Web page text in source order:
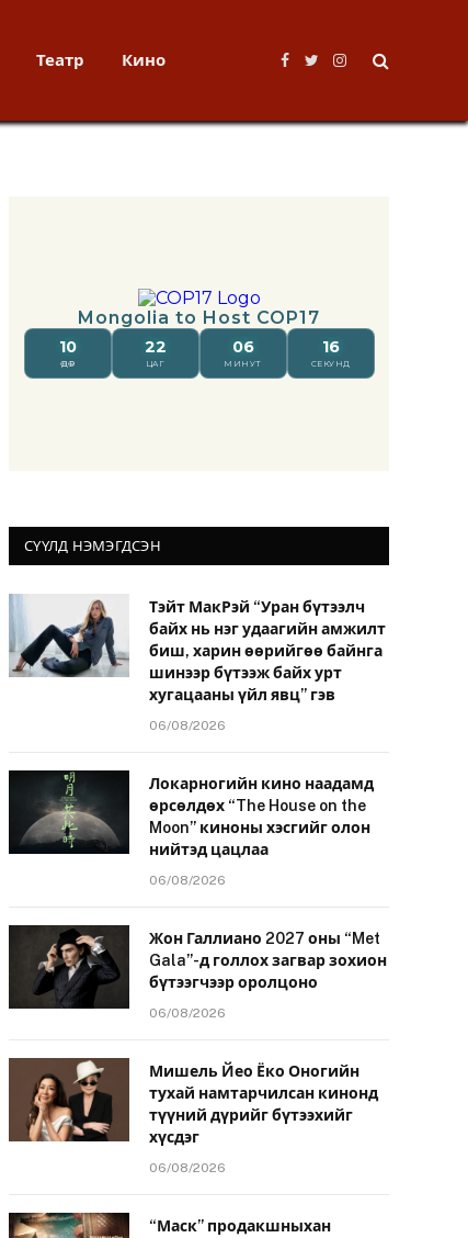
Театр Кино
Facebook
TwitterInstagram
СҮҮЛД НЭМЭГДСЭН
Тэйт МакРэй “Уран бүтээлч
байх нь нэг удаагийн амжилт
биш, харин өөрийгөө байнга
шинээр бүтээж байх урт
хугацааны үйл явц” гэв
06/08/2026
Локарногийн кино наадамд
өрсөлдөх “The House on the
Moon” киноны хэсгийг олон
нийтэд цацлаа
06/08/2026
Жон Галлиано 2027 оны “Met
Gala”-д голлох загвар зохион
бүтээгчээр оролцоно
06/08/2026
Мишель Йео Ёко Оногийн
тухай намтарчилсан кинонд
түүний дүрийг бүтээхийг
хүсдэг
06/08/2026
“Маск” продакшныхан